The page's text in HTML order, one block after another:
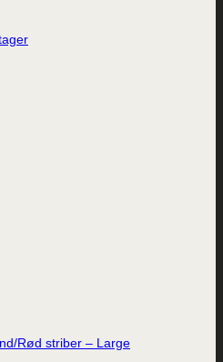
Rød striber – Large